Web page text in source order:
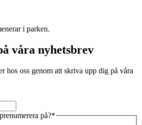
våra nyhetsbrev
hos oss genom att skriva upp dig på våra
på?*